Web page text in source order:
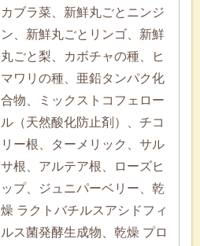
カブラ菜、新鮮丸ごとニンジ
ン、新鮮丸ごとリンゴ、新鮮
丸ごと梨、カボチャの種、ヒ
マワリの種、亜鉛タンパク化
合物、ミックストコフェロー
ル（天然酸化防止剤）、チコ
リー根、ターメリック、サル
サ根、アルテア根、ローズヒ
ップ、ジュニパーベリー、乾
燥 ラクトバチルスアシドフィ
ルス菌発酵生成物、乾燥 プロ